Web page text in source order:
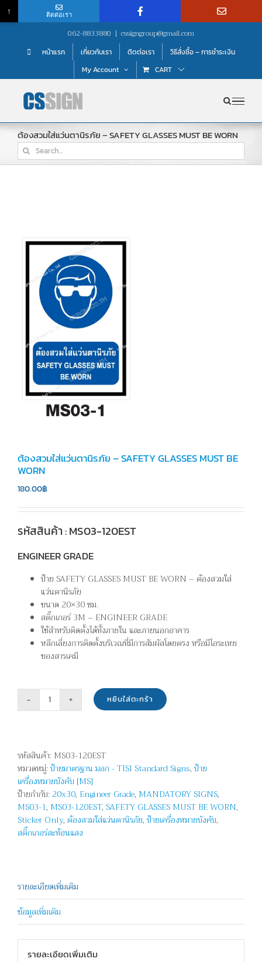
content
062-8833880 | cssigngroup@gmail.com
หน้าแรก เกี่ยวกับเรา ติดต่อเรา
วิธีสั่งซื้อ – การชำระเงิน
My Account
CART
ต้องสวมใส่แว่นตานิรภัย – SAFETY GLASSES MUST BE WORN
Search
for:
ต้องสวมใส่แว่นตานิรภัย – SAFETY GLASSES MUST BE
WORN
180.00฿
รหัสสินค้า : MS03-120EST
ENGINEER GRADE
ป้าย SAFETY GLASSES MUST BE WORN – ต้องสวมใส่
แว่นตานิรภัย
ขนาด 20×30 ซม.
สติ๊กเกอร์ 3M – ENGINEER GRADE
ใช้สำหรับติดตั้งได้ทั้งภายใน และภายนอกอาคาร
หลีกเลี่ยงการติดตั้งบริเวณที่มีการสัมผัสโดยตรง หรือมีไอระเหย
ของสารเคมี
จำนวน
แว่นตา
นิรภัย
-
SAFETY
GLASSES
MUST
BE
หยิบใส่ตะกร้า
รหัสสินค้า: MS03-120EST
หมวดหมู่:ป้ายมาตรฐาน มอก - TISI Standard Signs, ป้าย
เครื่องหมายบังคับ [MS]
ป้ายกำกับ:20x30, Engineer Grade, MANDATORY SIGNS,
MS03-1, MS03-120EST, SAFETY GLASSES MUST BE WORN,
Sticker Only, ต้องสวมใส่แว่นตานิรภัย, ป้ายเครื่องหมายบังคับ,
สติ๊กเกอร์สะท้อนแสง
รายละเอียดเพิ่มเติม
ข้อมูลเพิ่มเติม
รายละเอียดเพิ่มเติม
↑ ติดต่อเรา